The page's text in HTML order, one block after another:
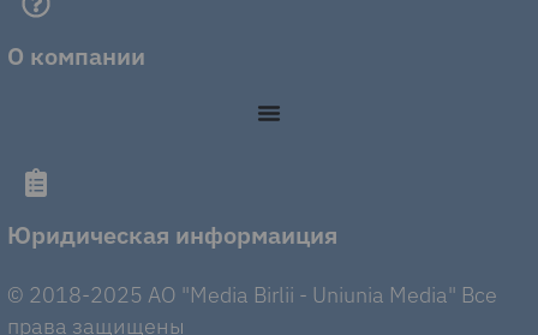
О компании
Юридическая информаиция
© 2018-2025 AO "Media Birlii - Uniunia Media" Все
права защищены